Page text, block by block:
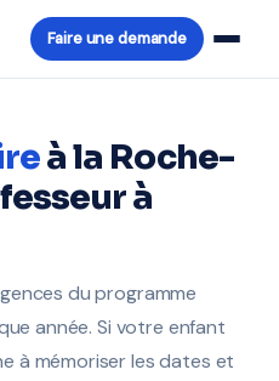
Faire une demande
à la Roche-
à
du programme
année. Si votre enfant
à mémoriser les dates et